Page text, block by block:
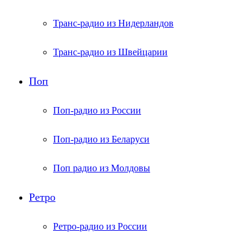
Транс-радио из Нидерландов
Транс-радио из Швейцарии
Поп
Поп-радио из России
Поп-радио из Беларуси
Поп радио из Молдовы
Ретро
Ретро-радио из России